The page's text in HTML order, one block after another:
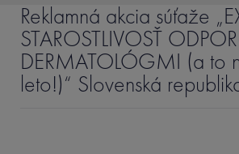
Reklamná akcia súťaže
STAROSTLIVOSŤ
DERMATOLÓGMI (a to
leto!)“ Slovenská